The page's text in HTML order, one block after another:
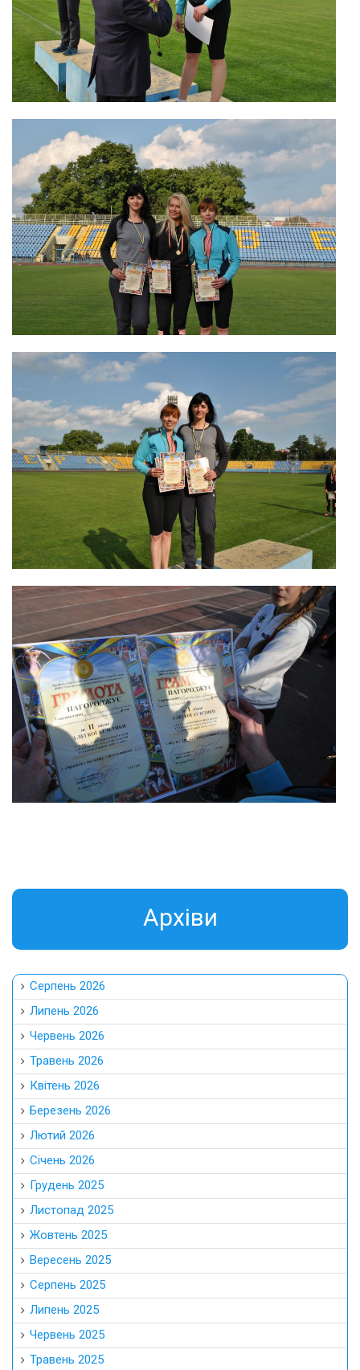
Aрхіви
Серпень 2026
Липень 2026
Червень 2026
Травень 2026
Квітень 2026
Березень 2026
Лютий 2026
Січень 2026
Грудень 2025
Листопад 2025
Жовтень 2025
Вересень 2025
Серпень 2025
Липень 2025
Червень 2025
Травень 2025